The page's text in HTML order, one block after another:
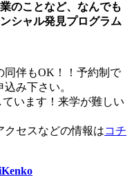
のことなど、なんでも
シャル発見プログラム
伴もOK！！予約制で
み下さい。
ています！来学が難しい
セスなどの情報はコチ